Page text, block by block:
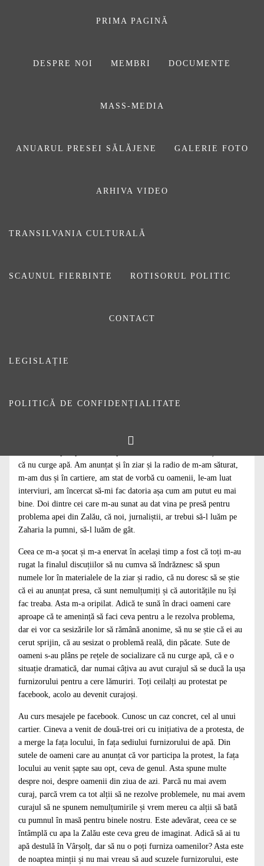
PRIMA PAGINĂ
DESPRE NOI MEMBRI DOCUMENTE
MASS-MEDIA
ANUARUL PRESEI SĂLĂJENE GALERIE FOTO
ARHIVA VIDEO
TRANSILVANIA CULTURALĂ
SCAUNUL FIERBINTE ROTISORUL POLITIC
CONTACT
LEGISLAȚIE
POLITICĂ DE CONFIDENȚIALITATE
ASOCIAŢIA
DIN SĂLAJ
Publicat pe23 august 2024 DeAdrian Lungu
șase sau șapte persoane nemulțumite, disperate că nu au apă și că s-
că nu curge apă. Am anunțat și în ziar și la radio de m-am săturat,
m-am dus și în cartiere, am stat de vorbă cu oamenii, le-am luat
interviuri, am încercat să-mi fac datoria așa cum am putut eu mai
bine. Doi dintre cei care m-au sunat au dat vina pe presă pentru
problema apei din Zalău, că noi, jurnaliștii, ar trebui să-l luăm pe
Zaharia la pumni, să-l luăm de gât.
Ceea ce m-a șocat și m-a enervat în același timp a fost că toți m-au
rugat la finalul discuțiilor să nu cumva să îndrăznesc să spun
numele lor în materialele de la ziar și radio, că nu doresc să se știe
că ei au anunțat presa, că sunt nemulțumiți și că autoritățile nu își
fac treaba. Asta m-a oripilat. Adică te sună în draci oameni care
aproape că te amenință să faci ceva pentru a le rezolva problema,
dar ei vor ca sesizările lor să rămână anonime, să nu se știe că ei au
cerut sprijin, că au sesizat o problemă reală, din păcate. Sute de
oameni s-au plâns pe rețele de socializare că nu curge apă, că e o
situație dramatică, dar numai câțiva au avut curajul să se ducă la ușa
furnizorului pentru a cere lămuriri. Toți ceilalți au protestat pe
facebook, acolo au devenit curajoși.
Au curs mesajele pe facebook. Cunosc un caz concret, cel al unui
cartier. Cineva a venit de două-trei ori cu inițiativa de a protesta, de
a merge la fața locului, în fața sediului furnizorului de apă. Din
sutele de oameni care au anunțat că vor participa la protest, la fața
locului au venit șapte sau opt, ceva de genul. Asta spune multe
despre noi, despre oamenii din ziua de azi. Parcă nu mai avem
curaj, parcă vrem ca tot alții să ne rezolve problemele, nu mai avem
curajul să ne spunem nemulțumirile și vrem mereu ca alții să bată
cu pumnul în masă pentru binele nostru. Este adevărat, ceea ce se
întâmplă cu apa la Zalău este ceva greu de imaginat. Adică să ai tu
apă destulă în Vârșolț, dar să nu o poți furniza oamenilor? Asta este
de noaptea minții și nu mai vreau să aud scuzele furnizorului, este